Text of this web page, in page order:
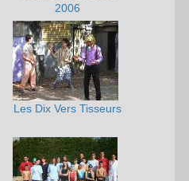
2006
Les Dix Vers Tisseurs